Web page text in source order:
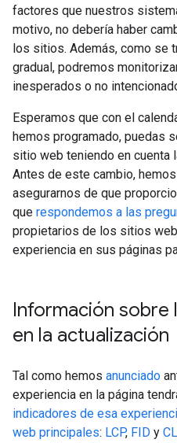
factores que nuestros
motivo, no debería haber
los sitios. Además, como se
gradual, podremos
inesperados o no
Esperamos que con el
hemos programado, puedas
sitio web teniendo en cuenta
Antes de este cambio,
asegurarnos de que
que respondemos a las
propietarios de los sitios
experiencia en sus páginas
Información sobre
en la actualización
Tal como hemos anunciado
experiencia en la página
indicadores de esa
web principales: LCP, FID y